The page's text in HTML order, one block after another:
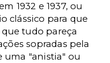
1932 e 1937, ou
clássico para que
tudo pareça
sopradas pela
uma "anistia" ou